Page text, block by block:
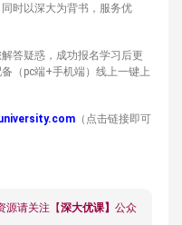
时以深大为背书，服务优
答疑惑，成功报名学习后更
（pc端+手机端）线上一键上
（点击链接即可
源请关注【深大优课】 公众